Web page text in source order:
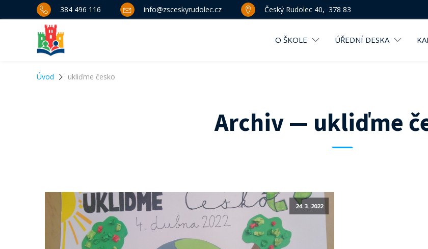
384 496 116 info@zsceskyrudolec.cz Český Rudolec 40, 378 83
O ŠKOLE ÚŘEDNÍ DESKA
Úvod ukliďme česko
Archiv — ukliďme
24. 3. 2022